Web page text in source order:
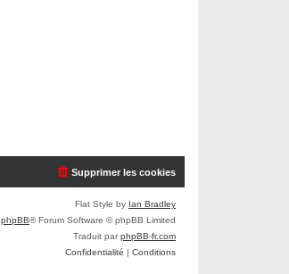
Supprimer les cookies
Flat Style by Ian Bradley
phpBB® Forum Software © phpBB Limited
Traduit parphpBB-fr.com
Confidentialité | Conditions